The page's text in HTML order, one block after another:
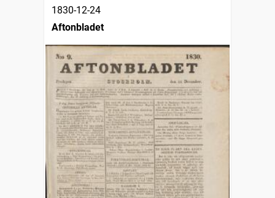
1830-12-24
Aftonbladet